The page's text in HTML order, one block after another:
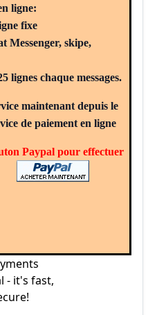
ligne:
fixe
Messenger, skipe,
lignes chaque messages.
maintenant depuis le
de paiement en ligne
Paypal pour effectuer